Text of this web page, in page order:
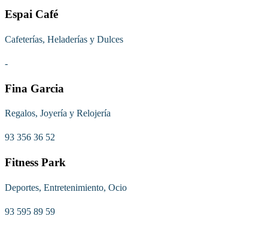
Espai Café
Cafeterías, Heladerías y Dulces
-
Fina Garcia
Regalos, Joyería y Relojería
93 356 36 52
Fitness Park
Deportes, Entretenimiento, Ocio
93 595 89 59